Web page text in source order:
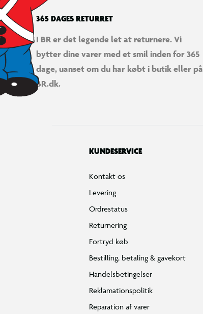
365 DAGES RETURRET
I BR er det legende let at returnere. Vi
bytter dine varer med et smil inden for 365
dage, uanset om du har købt i butik eller på
BR.dk.
KUNDESERVICE
Kontakt os
Levering
Ordrestatus
Returnering
Fortryd køb
Bestilling, betaling & gavekort
Handelsbetingelser
Reklamationspolitik
Reparation af varer